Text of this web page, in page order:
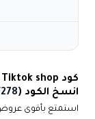
انسخ الكود (
استمتع بأقوى